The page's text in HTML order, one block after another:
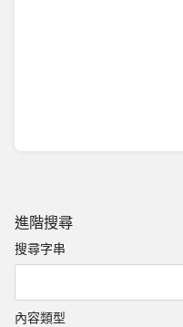
進階搜尋
搜尋字串
內容類型